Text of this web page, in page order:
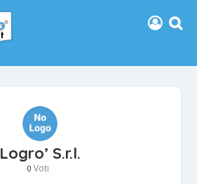
Logro’ S.r.l.
0 Voti